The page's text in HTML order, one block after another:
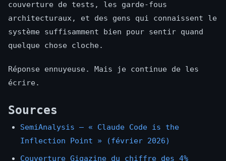
couverture de tests, les garde-fous
architecturaux, et des gens qui connaissent le
système suffisamment bien pour sentir quand
quelque chose cloche.
Réponse ennuyeuse. Mais je continue de les
écrire.
Sources
SemiAnalysis — « Claude Code is the
Inflection Point » (février 2026)
Couverture Gigazine du chiffre des 4%